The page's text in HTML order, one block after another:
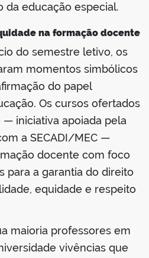
da educação especial.
na formação docente
do semestre letivo, os
momentos simbólicos
do papel
Os cursos ofertados
iniciativa apoiada pela
a SECADI/MEC —
docente com foco
para a garantia do direito
equidade e respeito
maioria professores em
vivências que